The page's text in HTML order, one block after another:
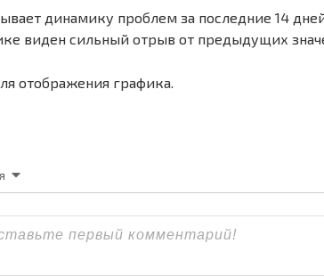
динамику проблем за последние 14
виден сильный отрыв от предыдущих
отображения графика.